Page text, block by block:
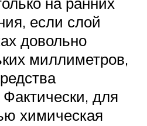
если слой
довольно
миллиметров,
для
химическая